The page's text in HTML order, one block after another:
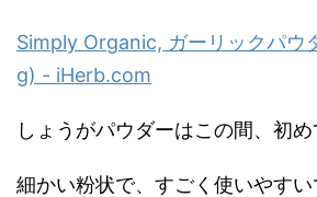
Simply Organic, ガーリックパウ
g) - iHerb.com
しょうがパウダーはこの間、初め
細かい粉状で、すごく使いやすい